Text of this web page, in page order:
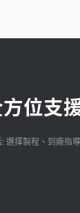
位支
選擇製程、到廠指